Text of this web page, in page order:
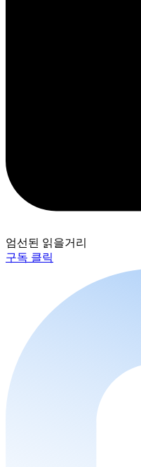
엄선된 읽을거리
구독 클릭